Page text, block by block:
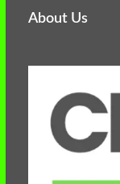
About Us